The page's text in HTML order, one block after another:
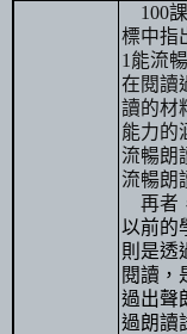
100
標中指
1 能流
在閱讀
讀的材
能力的
流暢朗
流暢朗
再者
以前的
則是透
閱讀，
過出聲
過朗讀